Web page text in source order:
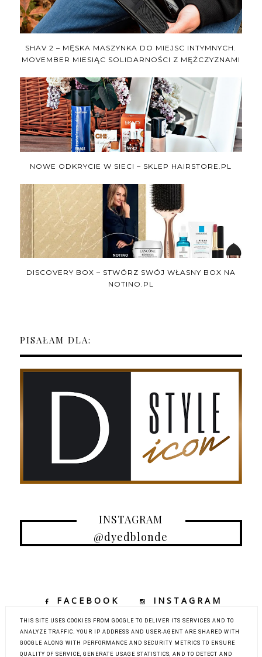
SHAV 2 – MĘSKA MASZYNKA DO MIEJSC INTYMNYCH.
MOVEMBER MIESIĄC SOLIDARNOŚCI Z MĘŻCZYZNAMI
NOWE ODKRYCIE W SIECI – SKLEP HAIRSTORE.PL
DISCOVERY BOX – STWÓRZ SWÓJ WŁASNY BOX NA
NOTINO.PL
PISAŁAM DLA:
INSTAGRAM
@dyedblonde
FACEBOOK
INSTAGRAM
TIKTOK
YOUTUBE
THIS SITE USES COOKIES FROM GOOGLE TO DELIVER ITS SERVICES AND TO
ANALYZE TRAFFIC. YOUR IP ADDRESS AND USER-AGENT ARE SHARED WITH
GOOGLE ALONG WITH PERFORMANCE AND SECURITY METRICS TO ENSURE
QUALITY OF SERVICE, GENERATE USAGE STATISTICS, AND TO DETECT AND